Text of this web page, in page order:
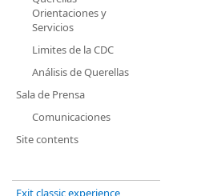
Orientaciones y
Servicios
Limites de la CDC
Análisis de Querellas
Sala de Prensa
Comunicaciones
Site contents
Exit classic experience